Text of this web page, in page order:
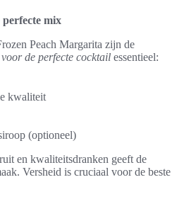
mix
Peach Margarita zijn de
de perfecte cocktail essentieel:
kwaliteit
(optioneel)
en kwaliteitsdranken geeft de
Versheid is cruciaal voor de beste